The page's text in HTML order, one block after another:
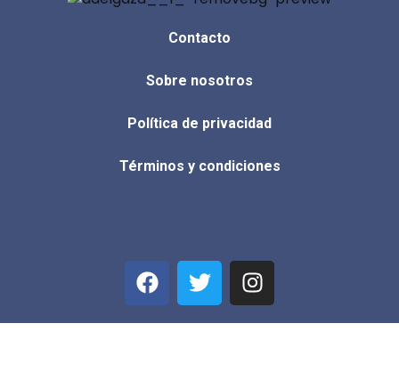
Contacto
Sobre nosotros
Política de privacidad
Términos y condiciones